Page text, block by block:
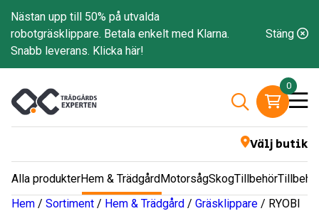
Nästan upp till 50% på utvalda
robotgräsklippare. Betala enkelt med Klarna.
Snabb leverans. Klicka här!
Stäng
0
Välj butik
Alla produkterHem & TrädgårdMotorsågSkogTillbehör
Hem / Sortiment / Hem & Trädgård / Gräsklippare / RYOBI